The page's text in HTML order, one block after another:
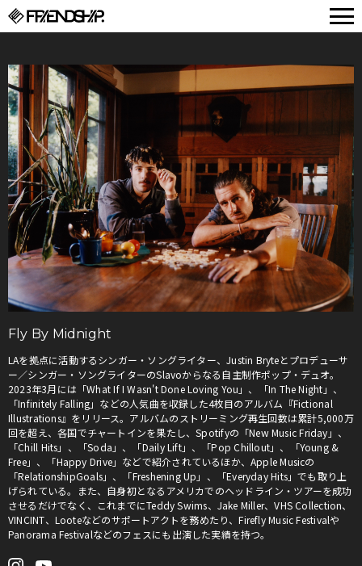
Fly By Midnight
LAを拠点に活動するシンガー・ソングライター、Justin Bryteとプロデューサ
ー／シンガー・ソングライターのSlavoからなる自主制作ポップ・デュオ。
2023年3月には「What If I Wasn't Done Loving You」、「In The Night」、
「Infinitely Falling」などの人気曲を収録した4枚目のアルバム『Fictional
Illustrations』をリリース。アルバムのストリーミング再生回数は累計5,000万
回を超え、各国でチャートインを果たし、Spotifyの「New Music Friday」、
「Chill Hits」、「Soda」、「Daily Lift」、「Pop Chillout」、「Young &
Free」、「Happy Drive」などで紹介されているほか、Apple Musicの
「RelationshipGoals」、「Freshening Up」、「Everyday Hits」でも取り上
げられている。また、自身初となるアメリカでのヘッドライン・ツアーを成功
させるだけでなく、これまでにTeddy Swims、Jake Miller、VHS Collection、
VINCINT、Looteなどのサポートアクトを務めたり、Firefly Music Festivalや
Panorama Festivalなどのフェスにも出演した実績を持つ。